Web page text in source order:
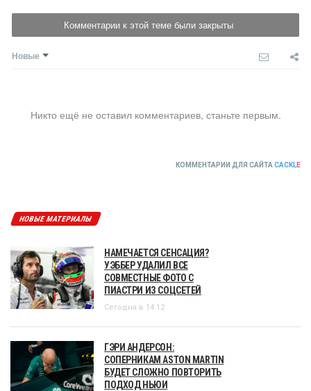
Комментарии к этой теме были закрыты
Новые
Никто ещё не оставил комментариев, станьте первым.
КОММЕНТАРИИ ДЛЯ САЙТА CACKLE
НОВЫЕ МАТЕРИАЛЫ
НАМЕЧАЕТСЯ СЕНСАЦИЯ?
УЭББЕР УДАЛИЛ ВСЕ
СОВМЕСТНЫЕ ФОТО С
ПИАСТРИ ИЗ СОЦСЕТЕЙ
Сегодня в 14:12
ГЭРИ АНДЕРСОН:
СОПЕРНИКАМ ASTON MARTIN
БУДЕТ СЛОЖНО ПОВТОРИТЬ
ПОДХОД НЬЮИ